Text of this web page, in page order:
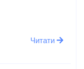
Читати